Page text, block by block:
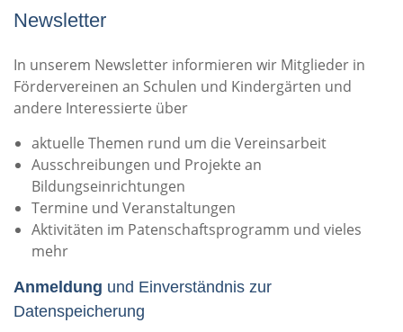
Newsletter
In unserem Newsletter informieren wir Mitglieder in
Fördervereinen an Schulen und Kindergärten und
andere Interessierte über
aktuelle Themen rund um die Vereinsarbeit
Ausschreibungen und Projekte an
Bildungseinrichtungen
Termine und Veranstaltungen
Aktivitäten im Patenschaftsprogramm und vieles
mehr
Anmeldung und Einverständnis zur
Datenspeicherung